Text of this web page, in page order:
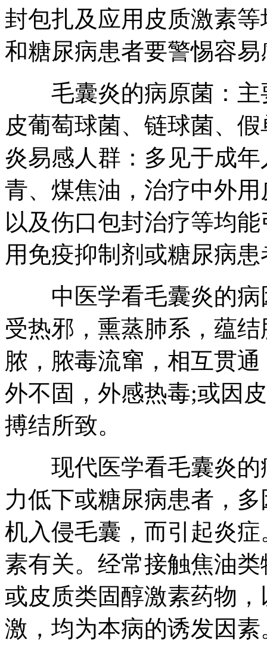
封包扎及应用皮质激素
和糖尿病患者要警惕容
毛囊炎的病原菌：主
皮葡萄球菌、链球菌、
炎易感人群：多见于成
青、煤焦油，治疗中外
以及伤口包封治疗等均
用免疫抑制剂或糖尿病
中医学看毛囊炎的病
受热邪，熏蒸肺系，蕴
脓，脓毒流窜，相互贯
外不固，外感热毒;或因
搏结所致。
现代医学看毛囊炎的
力低下或糖尿病患者，
机入侵毛囊，而引起炎
素有关。经常接触焦油
或皮质类固醇激素药物
激，均为本病的诱发因素